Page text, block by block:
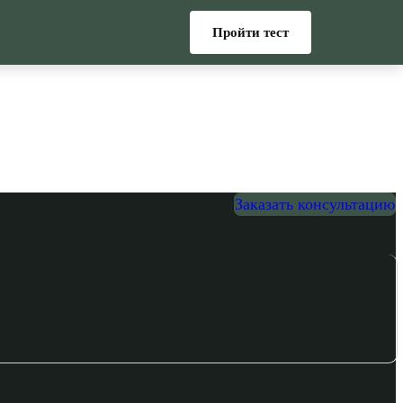
Заказать консультацию
Пройти тест